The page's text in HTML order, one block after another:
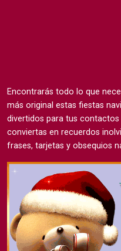
Encontrarás todo lo que
más original estas fiestas
divertidos para tus
conviertas en recuerdos
frases, tarjetas y obsequios